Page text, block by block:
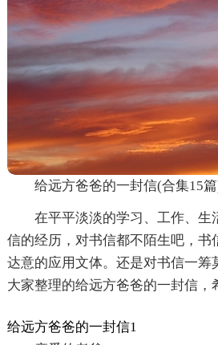
给远方爸爸的一封信(合集15
在平平淡淡的学习、工作、生
信的经历，对书信都不陌生吧，书
达意的应用文体。还是对书信一筹
大家整理的给远方爸爸的一封信，
给远方爸爸的一封信1